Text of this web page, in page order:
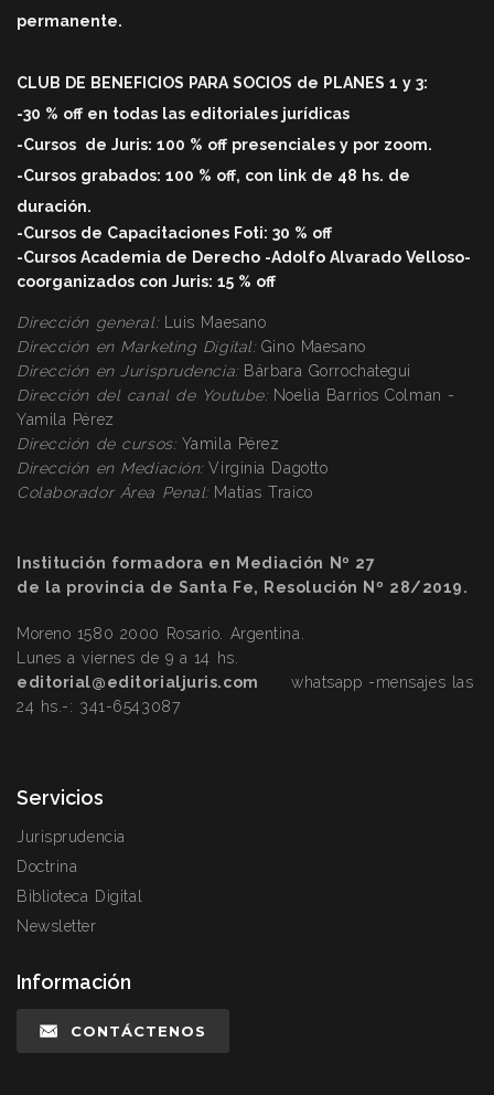
permanente.
CLUB DE BENEFICIOS PARA SOCIOS de PLANES 1 y 3:
-30 % off en todas las editoriales jurídicas
-Cursos de Juris: 100 % off presenciales y por zoom.
-Cursos grabados: 100 % off, con link de 48 hs. de
duración.
-Cursos de Capacitaciones Foti: 30 % off
-Cursos Academia de Derecho -Adolfo Alvarado Velloso-
coorganizados con Juris: 15 % off
Dirección general:Luis Maesano
Dirección en Marketing Digital:Gino Maesano
Dirección en Jurisprudencia:Bárbara Gorrochategui
Dirección del canal de Youtube: Noelia Barrios Colman -
Yamila Pérez
Dirección de cursos: Yamila Pérez
Dirección en Mediación:Virginia Dagotto
Colaborador Área Penal:Matías Traico
Institución formadora en Mediación Nº 27
de la provincia de Santa Fe, Resolución Nº 28/2019.
Moreno 1580 2000 Rosario. Argentina.
Lunes a viernes de 9 a 14 hs.
editorial@editorialjuris.com
whatsapp -mensajes las
24 hs.-: 341-6543087
Servicios
Jurisprudencia
Doctrina
Biblioteca Digital
Newsletter
Información
CONTÁCTENOS